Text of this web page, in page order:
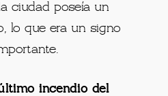
ciudad poseía un
lo que era un signo
incendio del